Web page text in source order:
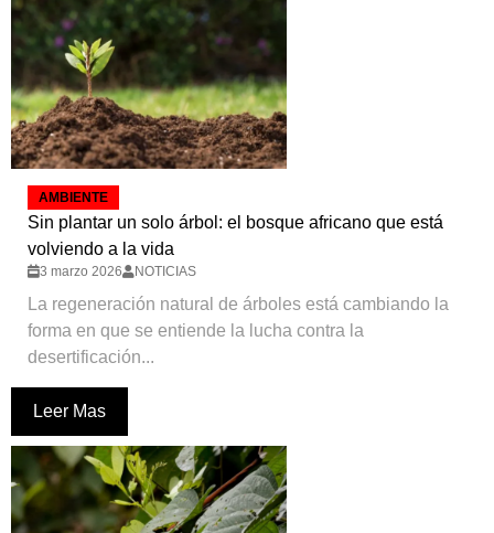
AMBIENTE
Sin plantar un solo árbol: el bosque africano que está
volviendo a la vida
3 marzo 2026 NOTICIAS
La regeneración natural de árboles está cambiando la
forma en que se entiende la lucha contra la
desertificación...
Leer Mas